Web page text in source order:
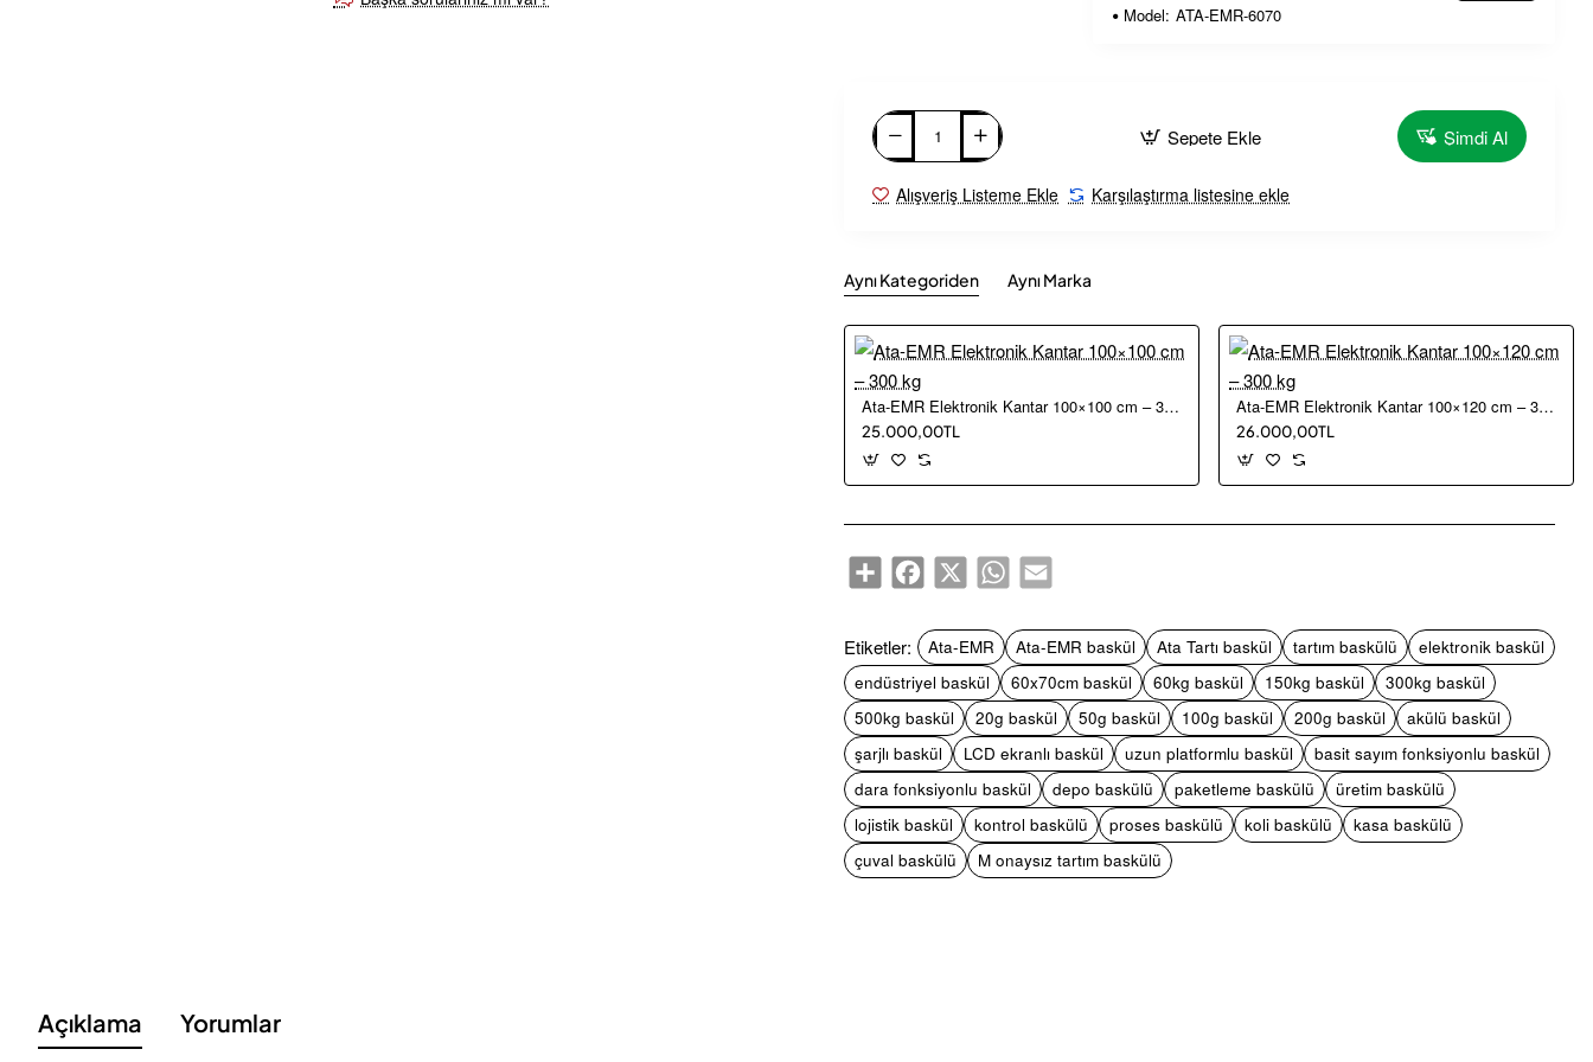
Model: ATA-EMR-6070
Sepete Ekle Şimdi Al
Alışveriş Listeme Ekle Karşılaştırma listesine ekle
Aynı Kategoriden Aynı Marka
Ata-EMR Elektronik Kantar 100×100 cm – 300 kg
25.000,00TL
Ata-EMR Elektronik Kantar 100×120 cm – 300 kg
26.000,00TL
ShareFacebook
X WhatsAppEmail
Etiketler: Ata-EMR Ata-EMR baskül Ata Tartı baskül tartım baskülü
elektronik baskül
endüstriyel baskül
60x70cm baskül 60kg baskül 150kg baskül
300kg baskül
500kg baskül
20g baskül 50g baskül 100g baskül 200g baskül
akülü baskül
şarjlı baskül
LCD ekranlı baskül uzun platformlu baskül
basit sayım fonksiyonlu baskül
dara fonksiyonlu baskül
depo baskülü paketleme baskülü
üretim baskülü
lojistik baskül
kontrol baskülü proses baskülü koli baskülü
kasa baskülü
çuval baskülü
M onaysız tartım baskülü
Açıklama Yorumlar